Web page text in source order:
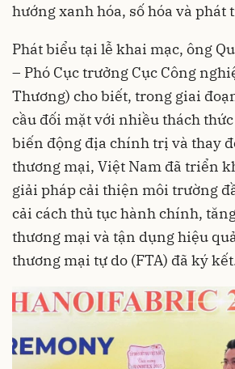
hướng xanh hóa, số hóa và phát
Phát biểu tại lễ khai mạc, ông
– Phó Cục trưởng Cục Công
Thương) cho biết, trong giai
cầu đối mặt với nhiều thách
biến động địa chính trị và thay
thương mại, Việt Nam đã triển
giải pháp cải thiện môi trường
cải cách thủ tục hành chính,
thương mại và tận dụng hiệu
thương mại tự do (FTA) đã ký